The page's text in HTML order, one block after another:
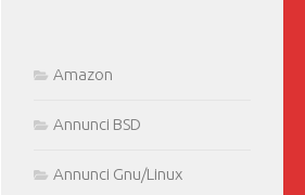
Amazon
Annunci BSD
Annunci Gnu/Linux